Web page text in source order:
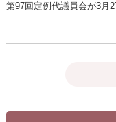
第97回定例代議員会が3月